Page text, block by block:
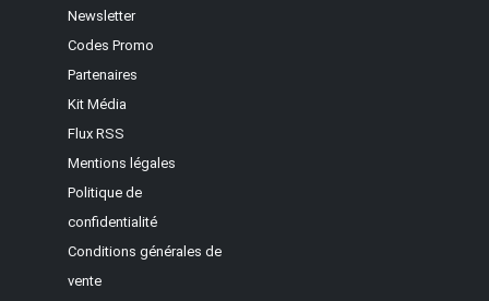
Newsletter
Codes Promo
Partenaires
Kit Média
Flux RSS
Mentions légales
Politique de
confidentialité
Conditions générales de
vente